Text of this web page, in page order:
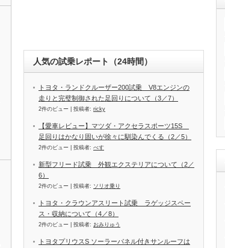
人気の試乗レポート（24時間）
トヨタ・ランドクルーザー200試乗 V8エンジンの
走りと完璧制御された足回りについて（3／7）
2件のビュー 投稿者: ricky
【愛車レビュー】マツダ・アクセラスポーツ15S
足回りはかなり固いが徐々に馴染んでくる（2／5）
2件のビュー 投稿者: べす
新型フリード試乗 外観エクステリアについて（2／
6）
2件のビュー 投稿者: ソリオ乗り
トヨタ・クラウンアスリート試乗 ラゲッジスペー
ス・収納について（4／8）
2件のビュー 投稿者: おみりゅう
トヨタプリウスS ソーラーパネル付きサンルーフは